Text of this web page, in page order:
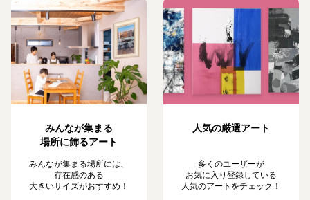
みんなが集まる
場所に飾るアート
みんなが集まる場所には、
存在感のある
大きいサイズがおすすめ！
人気の厳選アート
多くのユーザーが
お気に入り登録している
人気のアートをチェック！